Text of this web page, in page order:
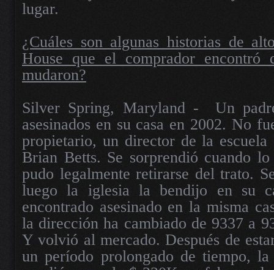
lugar.
¿Cuáles son algunas historias de
House que el comprador encontró
mudaron?
Silver Spring, Maryland -
Un
asesinados en su casa en 2002. No
propietario, un director de la escuela
Brian Betts. Se sorprendió cuando
pudo legalmente retirarse del trato.
luego la iglesia la bendijo en su
encontrado asesinado en la misma
la dirección ha cambiado de 9337 a
Y volvió al mercado. Después de
un período prolongado de tiempo, la